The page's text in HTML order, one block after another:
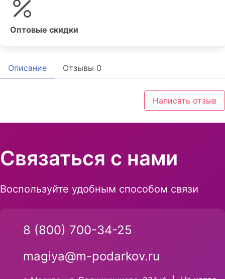
Оптовые скидки
Описание Отзывы 0
Написать отзыв
Связаться с нами
Воспользуйте удобным способом связи
8 (800) 700-34-25
magiya@m-podarkov.ru